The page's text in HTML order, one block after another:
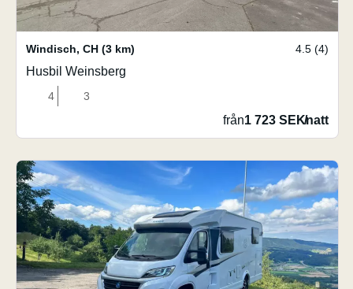
Windisch, CH (3 km) 4.5 (4)
Husbil Weinsberg
4 3
från1 723 SEK/natt